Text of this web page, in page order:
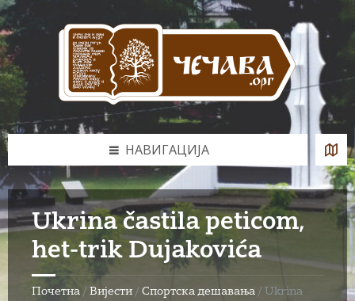
Skip
to
content
Skip
to
left
sidebar
Skip
to
footer
НАВИГАЦИЈА
Ukrina častila peticom,
het-trik Dujakovića
Почетна / Вијести / Спортска дешавања / Ukrina